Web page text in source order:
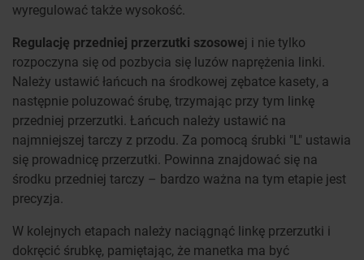
wyregulować także wysokość.
Regulację przedniej przerzutki szosowej i nie tylko
rozpoczyna się od pozbycia się luzów naprężenia linki.
Należy ustawić łańcuch na środkowej zębatce kasety, a
następnie poluzować śrubę, trzymając przy tym linkę
przedniej przerzutki. Łańcuch należy ustawić na
najmniejszej tarczy z przodu. Za pomocą śrubki "L" ustawia
się prowadnicę przerzutki. Powinna znajdować się na
środku przedniej tarczy – bardzo ważna na tym etapie jest
precyzja.
W kolejnych etapach należy naciągnąć linkę przerzutki i
dokręcić śrubkę, pamiętając, że manetka ma być